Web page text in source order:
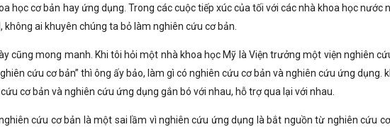
học cơ bản hay ứng dụng. Trong các cuộc tiếp xúc của tối với các nhà khoa học nước
ai khuyên chúng ta bỏ làm nghiên cứu cơ bản.
cũng mong manh. Khi tôi hỏi một nhà khoa học Mỹ là Viện trưởng một viện nghiên
cứu cơ bản” thì ông ấy bảo, làm gì có nghiên cứu cơ bản và nghiên cứu ứng dụng.
cơ bản và nghiên cứu ứng dụng gắn bó với nhau, hỗ trợ qua lại với nhau.
cứu cơ bản là một sai lầm vì nghiên cứu ứng dụng là bắt nguồn từ nghiên cứu